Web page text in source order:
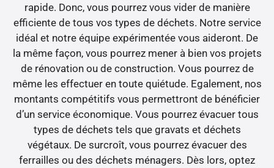
rapide. Donc, vous pourrez vous vider de manière
efficiente de tous vos types de déchets. Notre service
idéal et notre équipe expérimentée vous aideront. De
la même façon, vous pourrez mener à bien vos projets
de rénovation ou de construction. Vous pourrez de
même les effectuer en toute quiétude. Egalement, nos
montants compétitifs vous permettront de bénéficier
d’un service économique. Vous pourrez évacuer tous
types de déchets tels que gravats et déchets
végétaux. De surcroît, vous pourrez évacuer des
ferrailles ou des déchets ménagers. Dès lors, optez